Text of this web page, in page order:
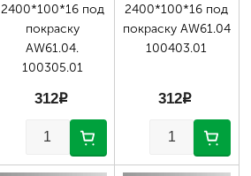
2400*100*16 под
покраску
AW61.04.
100305.01
312p
2400*100*16 под
покраску AW61.04
100403.01
312p